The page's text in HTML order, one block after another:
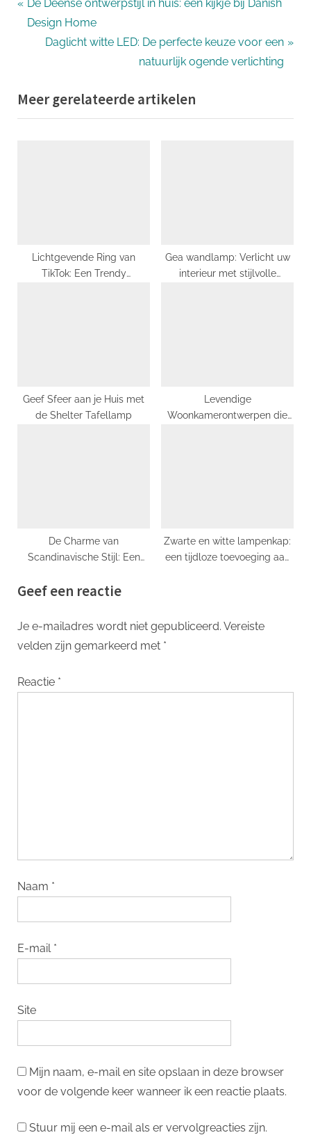
Bericht
navigatie
r
o
u
De Deense ontwerpstijl in huis: een kijkje bij Danish
Design Home
N
t
P
Daglicht witte LED: De perfecte keuze voor een
natuurlijk ogende verlichting
Meer gerelateerde artikelen
Lichtgevende Ring van
TikTok: Een Trendy
Gea wandlamp: Verlicht uw
interieur met stijlvolle
Geef Sfeer aan je Huis met
de Shelter Tafellamp
Levendige
Woonkamerontwerpen die
De Charme van
Scandinavische Stijl: Een
Pronkstuk
Zwarte en witte lampenkap:
een tijdloze toevoeging aan
Geef een reactie
Je e-mailadres wordt niet gepubliceerd. Vereiste
velden zijn gemarkeerd met *
Reactie *
Naam *
E-mail *
Site
Mijn naam, e-mail en site opslaan in deze browser
voor de volgende keer wanneer ik een reactie plaats.
Stuur mij een e-mail als er vervolgreacties zijn.